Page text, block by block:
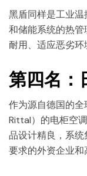
黑盾同样是工业
和储能系统的热
耐用、适应恶劣环
第四名
作为源自德国的
Rittal）的电柜空
品设计精良，系
要求的外资企业和